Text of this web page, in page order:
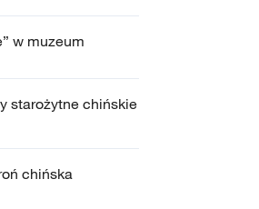
w muzeum
starożytne chińskie
chińska